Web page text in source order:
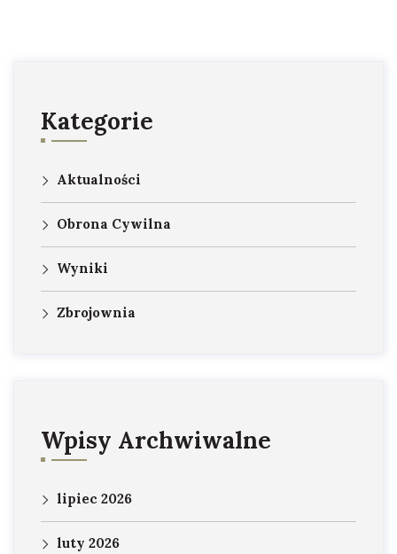
Kategorie
Aktualności
Obrona Cywilna
Wyniki
Zbrojownia
Wpisy Archwiwalne
lipiec 2026
luty 2026